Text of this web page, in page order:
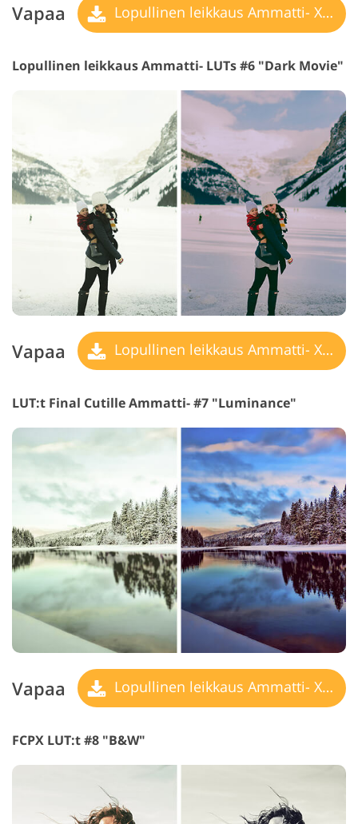
Vapaa Lopullinen leikkaus Ammatti- X LUT
Lopullinen leikkaus Ammatti- LUTs #6 "Dark Movie"
Vapaa Lopullinen leikkaus Ammatti- X LUT
LUT:t Final Cutille Ammatti- #7 "Luminance"
Vapaa Lopullinen leikkaus Ammatti- X LUT
FCPX LUT:t #8 "B&W"